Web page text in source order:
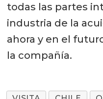
todas las partes
industria de la
ahora y en el
la compañía.